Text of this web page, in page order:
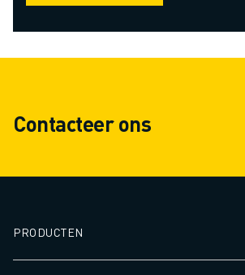
Contacteer ons
PRODUCTEN